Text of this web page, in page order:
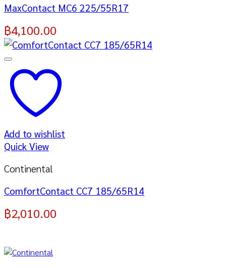
MaxContact MC6 225/55R17
฿4,100.00
Add to wishlist
Quick View
Continental
ComfortContact CC7 185/65R14
฿2,010.00